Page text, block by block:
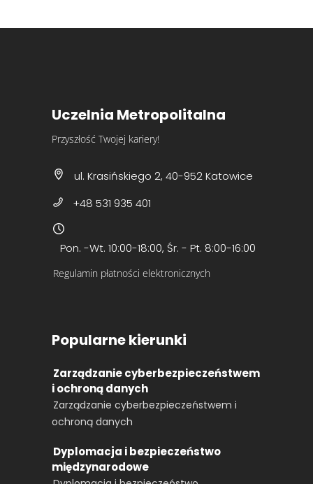
Uczelnia Metropolitalna
Przyszłość Twojej kariery!
ul. Krasińskiego 2, 40-952 Katowice
+48 531 935 401
Pon. -Wt. 10:00-18:00, Śr. - Pt. 8:00-16:00
Regulamin płatności elektronicznych
Popularne kierunki
Zarządzanie cyberbezpieczeństwem
i ochroną danych
Zarządzanie cyberbezpieczeństwem i
ochroną danych
Dyplomacja i bezpieczeństwo
międzynarodowe